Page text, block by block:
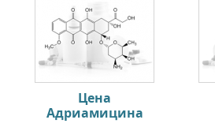
Цена
Адриамицина